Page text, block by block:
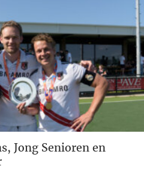
Jong Senioren en